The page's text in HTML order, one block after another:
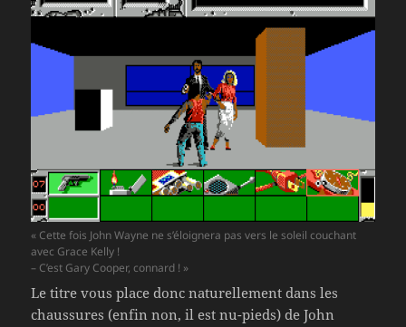
« Cette fois John Wayne ne s’éloignera pas vers le soleil couchant
avec Grace Kelly !
– C’est Gary Cooper, connard ! »
Le titre vous place donc naturellement dans les
chaussures (enfin non, il est nu-pieds) de John